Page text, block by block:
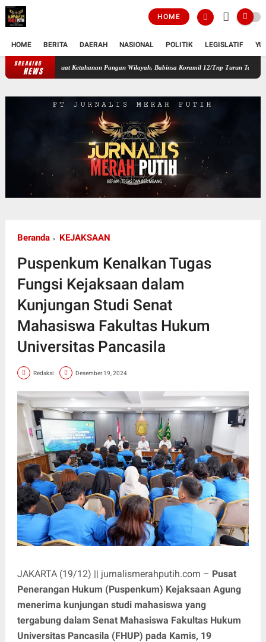
HOME
HOME BERITA DAERAH NASIONAL POLITIK LEGISLATIF
BREAKING
NEWS
Perkuat Ketahanan Pangan Wilayah, Babinsa Koramil 12/Tnp Turun Tangan Bantu Warga
Beranda KEJAKSAAN
Puspenkum Kenalkan Tugas
Fungsi Kejaksaan dalam
Kunjungan Studi Senat
Mahasiswa Fakultas Hukum
Universitas Pancasila
Redaksi Desember 19, 2024
JAKARTA (19/12) || jurnalismerahputih.com – Pusat
Penerangan Hukum (Puspenkum) Kejaksaan Agung
menerima kunjungan studi mahasiswa yang
tergabung dalam Senat Mahasiswa Fakultas Hukum
Universitas Pancasila (FHUP) pada Kamis, 19